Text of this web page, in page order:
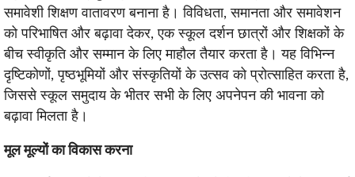
समावेशी शिक्षण वातावरण बनाना है। विविधता, समानता और समावेशन
को परिभाषित और बढ़ावा देकर, एक स्कूल दर्शन छात्रों और शिक्षकों के
बीच स्वीकृति और सम्मान के लिए माहौल तैयार करता है। यह विभिन्न
दृष्टिकोणों, पृष्ठभूमियों और संस्कृतियों के उत्सव को प्रोत्साहित करता है,
जिससे स्कूल समुदाय के भीतर सभी के लिए अपनेपन की भावना को
बढ़ावा मिलता है।
मूल मूल्यों का विकास करना